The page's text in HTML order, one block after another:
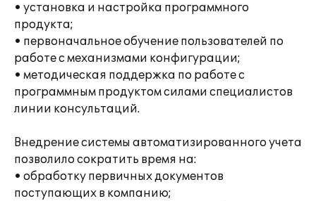
• установка и настройка программного
продукта;
• первоначальное обучение пользователей по
работе с механизмами конфигурации;
• методическая поддержка по работе с
программным продуктом силами специалистов
линии консультаций.
Внедрение системы автоматизированного учета
позволило сократить время на:
• обработку первичных документов
поступающих в компанию;